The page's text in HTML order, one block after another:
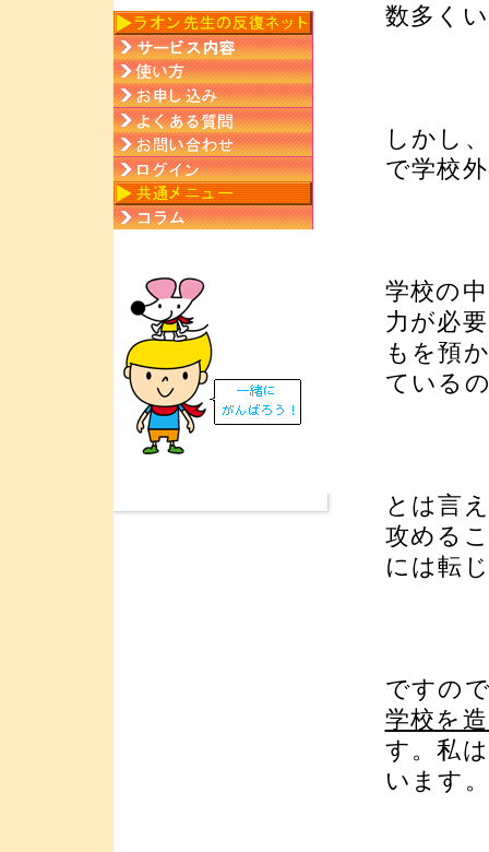
数多く
しかし
で学校
学校の
力が必
もを預
ている
とは言
攻める
には転
ですの
学校を
す。私
います。